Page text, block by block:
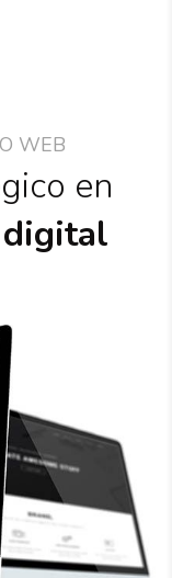
WEB
en